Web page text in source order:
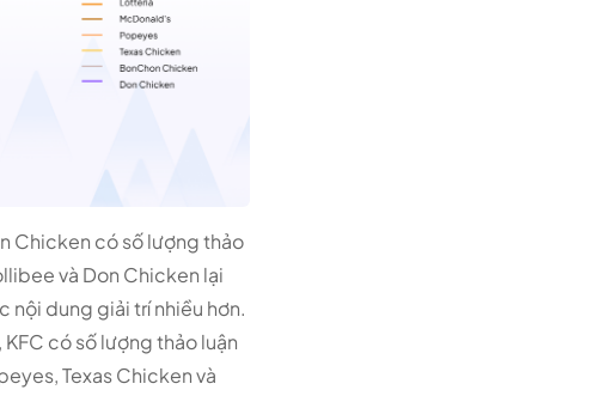
Chicken có số lượng thảo
và Don Chicken lại
nội dung giải trí nhiều hơn.
có số lượng thảo luận
Texas Chicken và